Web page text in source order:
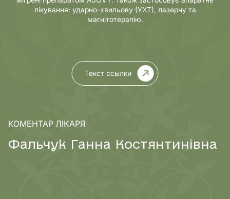
лікування: ударно-хвильову (УХТ), лазерну та
магнітотерапію.
Текст ссылки
КОМЕНТАР ЛІКАРЯ
Фальчук Ганна Костянтинівна